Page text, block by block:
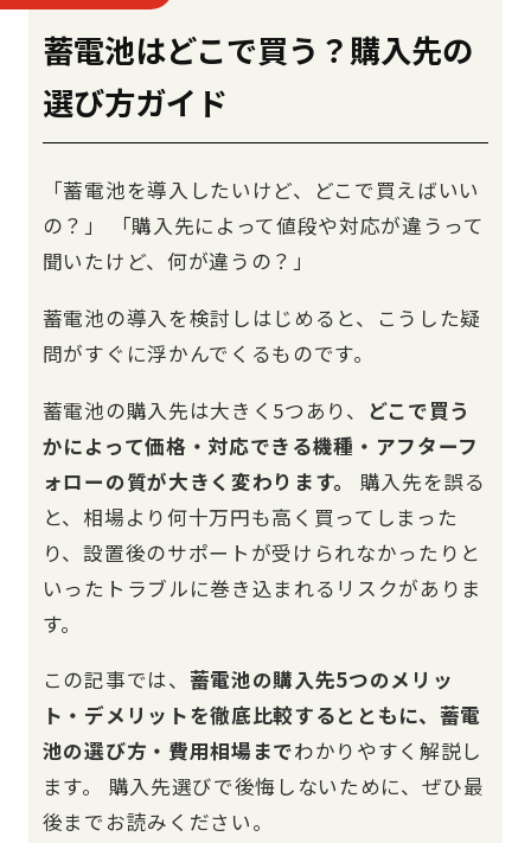
蓄電池はどこで買う？購入先の
選び方ガイド
「蓄電池を導入したいけど、どこで買えばいい
の？」 「購入先によって値段や対応が違うって
聞いたけど、何が違うの？」
蓄電池の導入を検討しはじめると、こうした疑
問がすぐに浮かんでくるものです。
蓄電池の購入先は大きく5つあり、
どこで買う
かによって価格・対応できる機種・アフターフ
ォローの質が大きく変わります。
購入先を誤る
と、相場より何十万円も高く買ってしまった
り、設置後のサポートが受けられなかったりと
いったトラブルに巻き込まれるリスクがありま
す。
この記事では、 蓄電池の購入先5つのメリッ
ト・デメリットを徹底比較するとともに、蓄電
池の選び方・費用相場までわかりやすく解説し
ます。 購入先選びで後悔しないために、ぜひ最
後までお読みください。